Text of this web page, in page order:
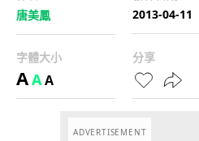
唐美鳳
2013-04-11
字體大小
AAA
分享
ADVERTISEMENT